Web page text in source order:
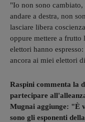
"Io non sono cambiato,
andare a destra, non
lasciare libera
oppure mettere a frutto
elettori hanno
ancora ai miei elettori
Raspini commenta la
partecipare
Mugnai aggiunge: "È
sono gli esponenti